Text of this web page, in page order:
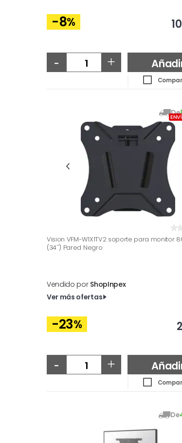
-8%
- +
De
Vision VFM-W1X1TV2 soporte para monitor
(34'') Pared Negro
Vendido por ShopInpex
Ver más ofertas
-23%
- +
De